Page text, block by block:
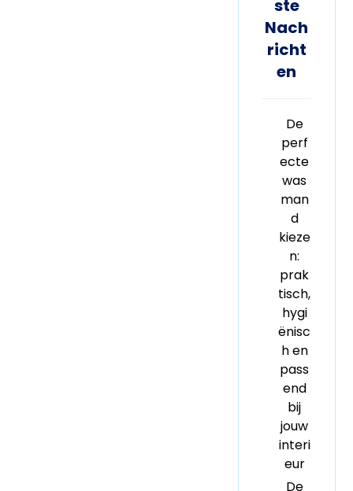
ste
Nach
richt
en
De
perf
ecte
was
man
d
kieze
n:
prak
tisch,
hygi
ënisc
h en
pass
end
bij
jouw
interi
eur
De